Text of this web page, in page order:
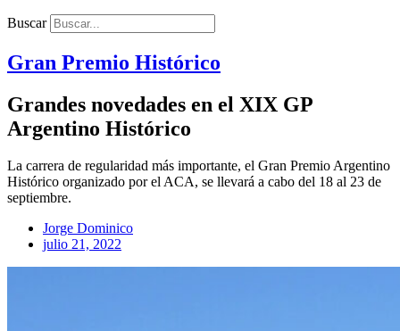
Buscar
Gran Premio Histórico
Grandes novedades en el XIX GP
Argentino Histórico
La carrera de regularidad más importante, el Gran Premio Argentino
Histórico organizado por el ACA, se llevará a cabo del 18 al 23 de
septiembre.
Jorge Dominico
julio 21, 2022